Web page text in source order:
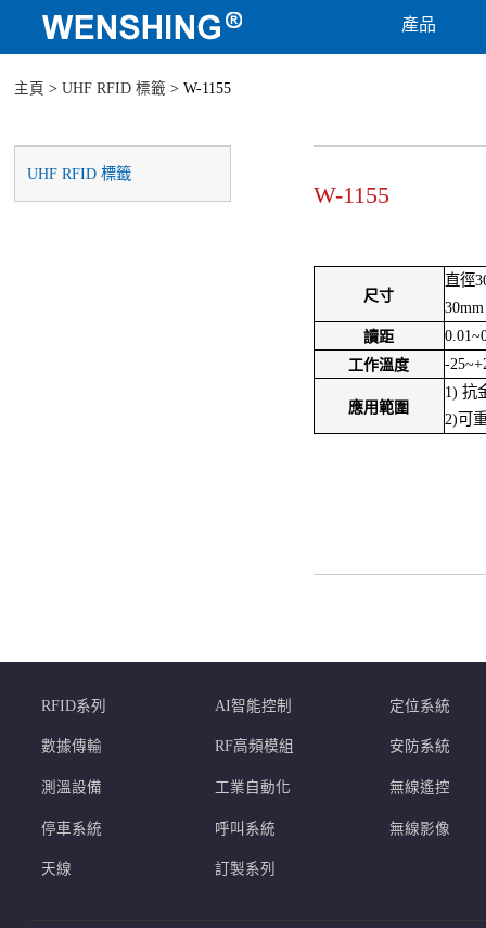
產品
主頁 > UHF RFID 標籤 > W-1155
UHF RFID 標籤
W-1155
尺寸
直徑
30mm
讀距
工作溫度 -
應用範圍
1) 抗
2)可
RFID系列 AI智能控制 定位系統
數據傳輸 RF高頻模組 安防系統
測溫設備 工業自動化 無線遙控
停車系統 呼叫系統 無線影像
天線 訂製系列